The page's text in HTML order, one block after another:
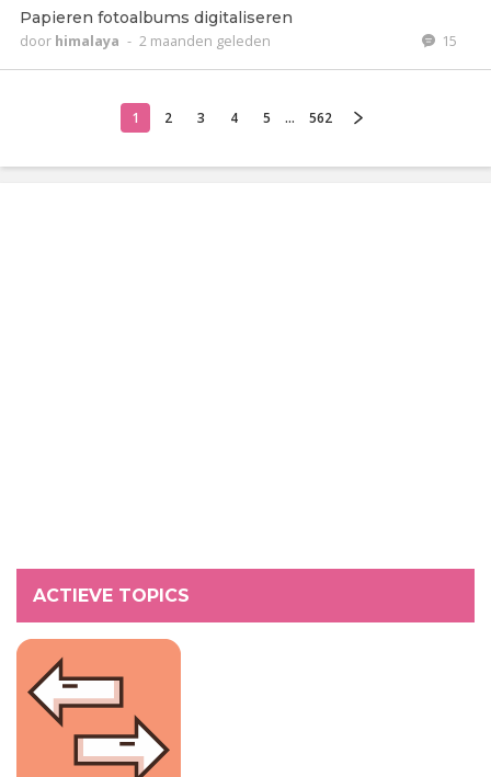
Papieren fotoalbums digitaliseren
door himalaya - 2 maanden geleden 15
1 2 3 4 5 ... 562
ACTIEVE TOPICS